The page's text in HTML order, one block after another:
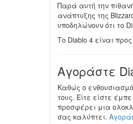
Παρά αυτή την
ανάπτυξης της
υποδηλώνουν ότι το
Το Diablo 4 είναι
Αγοράστε
Καθώς ο
τους. Είτε είστε
προσφέρει μια
σας καλύπτει.